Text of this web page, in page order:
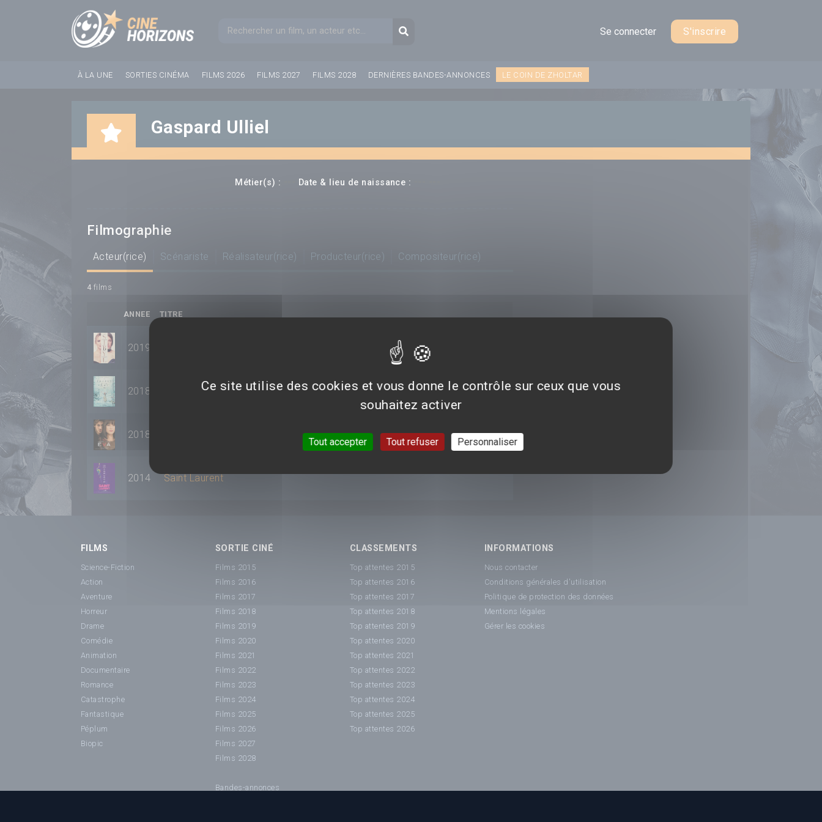
Formulaire de rechercheRecherche
Se connecter S'inscrire
À LA UNE SORTIES CINÉMA FILMS 2026 FILMS 2027 FILMS 2028 DERNIÈRES BANDES-ANNONCES LE COIN DE ZHOLTAR
Gaspard Ulliel
Métier(s) : Date & lieu de naissance :
Filmographie
Acteur(rice) Scénariste Réalisateur(rice) Producteur(rice) Compositeur(rice)
4 films
ANNEE TITRE
2019
2018 Un Peuple et son Roi
2018
2014 Saint Laurent
FILMS
Science-Fiction
Action
Aventure
Horreur
Drame
Comédie
Animation
Documentaire
Romance
Catastrophe
Fantastique
Péplum
Biopic
SORTIE CINÉ
Films 2015
Films 2016
Films 2017
Films 2018
Films 2019
Films 2020
Films 2021
Films 2022
Films 2023
Films 2024
Films 2025
Films 2026
Films 2027
Films 2028
Bandes-annonces
CLASSEMENTS
Top attentes 2015
Top attentes 2016
Top attentes 2017
Top attentes 2018
Top attentes 2019
Top attentes 2020
Top attentes 2021
Top attentes 2022
Top attentes 2023
Top attentes 2024
Top attentes 2025
Top attentes 2026
INFORMATIONS
Nous contacter
Conditions générales d'utilisation
Politique de protection des données
Mentions légales
Gérer les cookies
Panneau de gestion des cookies
Ce site utilise des cookies et vous donne le contrôle sur ceux que vous
souhaitez activer
Tout accepter Tout refuser Personnaliser